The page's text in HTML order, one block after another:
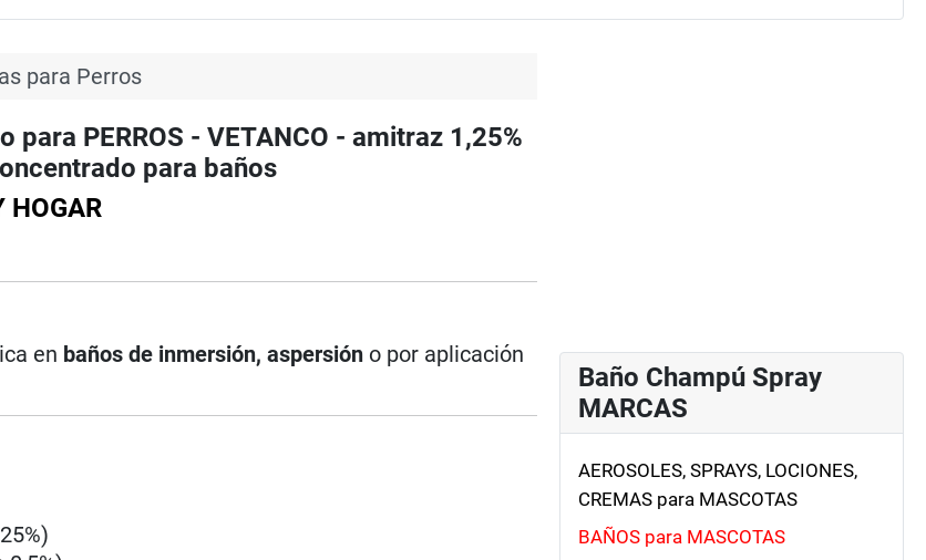
para Perros
PERROS - VETANCO - amitraz 1,25%
para baños
en baños de inmersión, aspersión o por aplicación
Baño Champú Spray
MARCAS
AEROSOLES, SPRAYS, LOCIONES,
CREMAS para MASCOTAS
BAÑOS para MASCOTAS